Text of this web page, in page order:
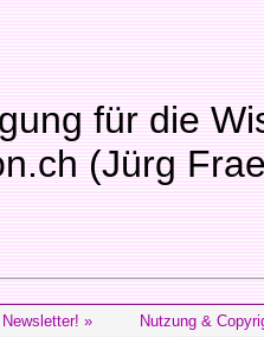
für die
(Jürg
Newsletter! » Nutzung &